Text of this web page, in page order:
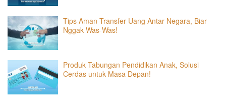
Tips Aman Transfer Uang Antar Negara, Biar
Nggak Was-Was!
Produk Tabungan Pendidikan Anak, Solusi
Cerdas untuk Masa Depan!